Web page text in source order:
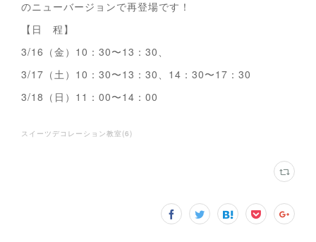
のニューバージョンで再登場です！
【日 程】
3/16（金）10：30〜13：30、
3/17（土）10：30〜13：30、14：30〜17：30
3/18（日）11：00〜14：00
スイーツデコレーション教室(6)